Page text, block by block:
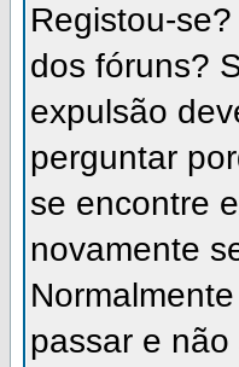
Registou-
dos fóruns?
expulsão
perguntar
se encontre
novamente
passar e